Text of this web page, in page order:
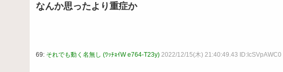
なんか思ったより重症か
69: それでも動く名無し (ﾜｯﾁｮｲW e764-T23y) 2022/12/15(木) 21:40:49.43 ID:IcSVpAWC0